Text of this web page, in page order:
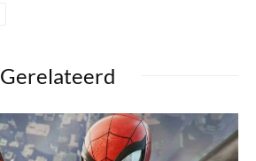
Gerelateerd